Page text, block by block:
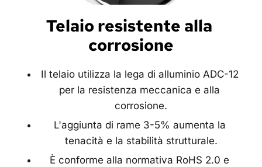
Telaio resistente alla
corrosione
Il telaio utilizza la lega di alluminio ADC-12
per la resistenza meccanica e alla
corrosione.
L'aggiunta di rame 3-5% aumenta la
tenacità e la stabilità strutturale.
È conforme alla normativa RoHS 2.0 e